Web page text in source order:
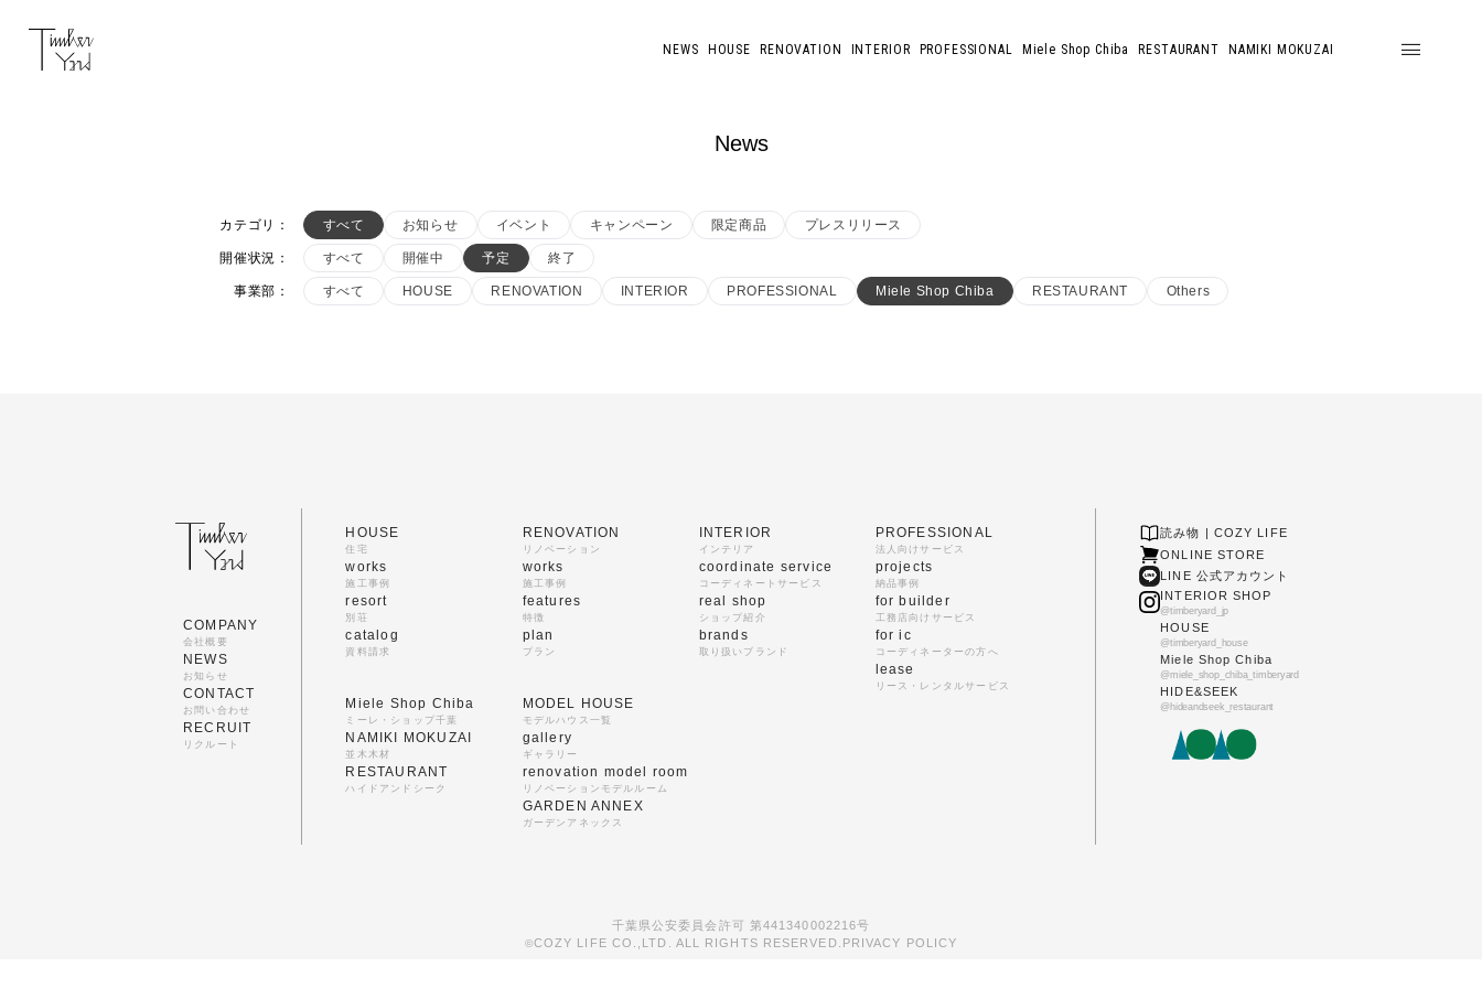
NEWS HOUSE RENOVATION INTERIOR PROFESSIONAL Miele Shop Chiba RESTAURANT NAMIKI MOKUZAI
News
カテゴリ ： すべて お知らせ イベント キャンペーン 限定商品 プレスリリース
開催状況 ： すべて 開催中 予定 終了
事業部 ： すべて HOUSE RENOVATION INTERIOR PROFESSIONAL Miele Shop Chiba RESTAURANT Others
COMPANY
会社概要
NEWS
お知らせ
CONTACT
お問い合わせ
RECRUIT
リクルート
HOUSE
住宅
works
施工事例
resort
別荘
catalog
資料請求
RENOVATION
リノベーション
works
施工事例
features
特徴
plan
プラン
INTERIOR
インテリア
coordinate service
コーディネートサービス
real shop
ショップ紹介
brands
取り扱いブランド
PROFESSIONAL
法人向けサービス
projects
納品事例
for builder
工務店向けサービス
for ic
コーディネーターの方へ
lease
リース・レンタルサービス
Miele Shop Chiba
ミーレ・ショップ千葉
NAMIKI MOKUZAI
並木木材
RESTAURANT
ハイドアンドシーク
MODEL HOUSE
モデルハウス一覧
gallery
ギャラリー
renovation model room
リノベーションモデルルーム
GARDEN ANNEX
ガーデンアネックス
読み物 | COZY LIFE
ONLINE STORE
LINE 公式アカウント
INTERIOR SHOP
@timberyard_jp
HOUSE
@timberyard_house
Miele Shop Chiba
@miele_shop_chiba_timberyard
HIDE&SEEK
@hideandseek_restaurant
千葉県公安委員会許可 第441340002216号
©COZY LIFE CO.,LTD. ALL RIGHTS RESERVED. PRIVACY POLICY